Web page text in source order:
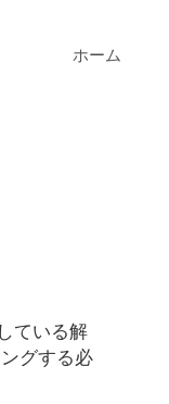
ホーム
ている解
グする必